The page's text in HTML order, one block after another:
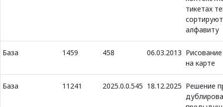
тикетах
алфавиту
База 1459 458 06.03.2013
на карте
База 11241 2025.0.0.545 18.12.2025 Решение